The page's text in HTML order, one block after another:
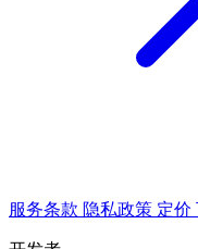
服务条款 隐私政策 定价